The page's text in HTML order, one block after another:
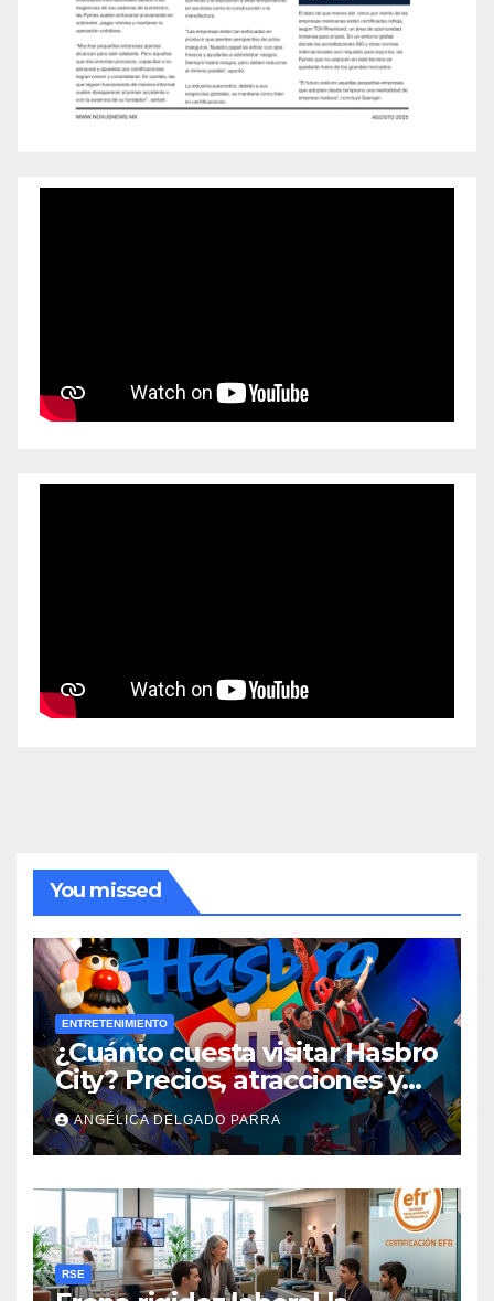
You missed
ENTRETENIMIENTO
¿Cuánto cuesta visitar Hasbro
City? Precios, atracciones y
actividades de Summer Fest
ANGÉLICA DELGADO PARRA
RSE